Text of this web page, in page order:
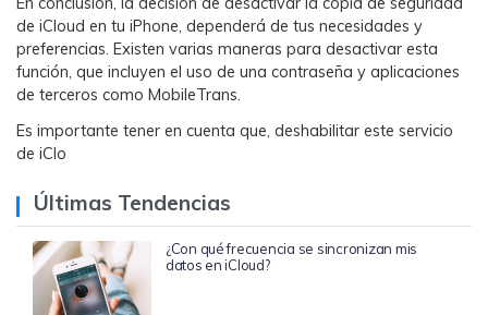
de iCloud en tu iPhone, dependerá de tus necesidades y
preferencias.󠀲󠀡󠀠󠀥󠀩󠀧󠀤󠀦󠀧󠀳󠀰 Existen varias maneras para desactivar esta
función, que incluyen el uso de una contraseña y aplicaciones
de terceros como MobileTrans.󠀲󠀡󠀠󠀥󠀩󠀧󠀤󠀦󠀨
Es importante tener en cuenta que, deshabilitar este servicio
de iClo
Últimas Tendencias
¿Con qué frecuencia se sincronizan mis
datos en iCloud?